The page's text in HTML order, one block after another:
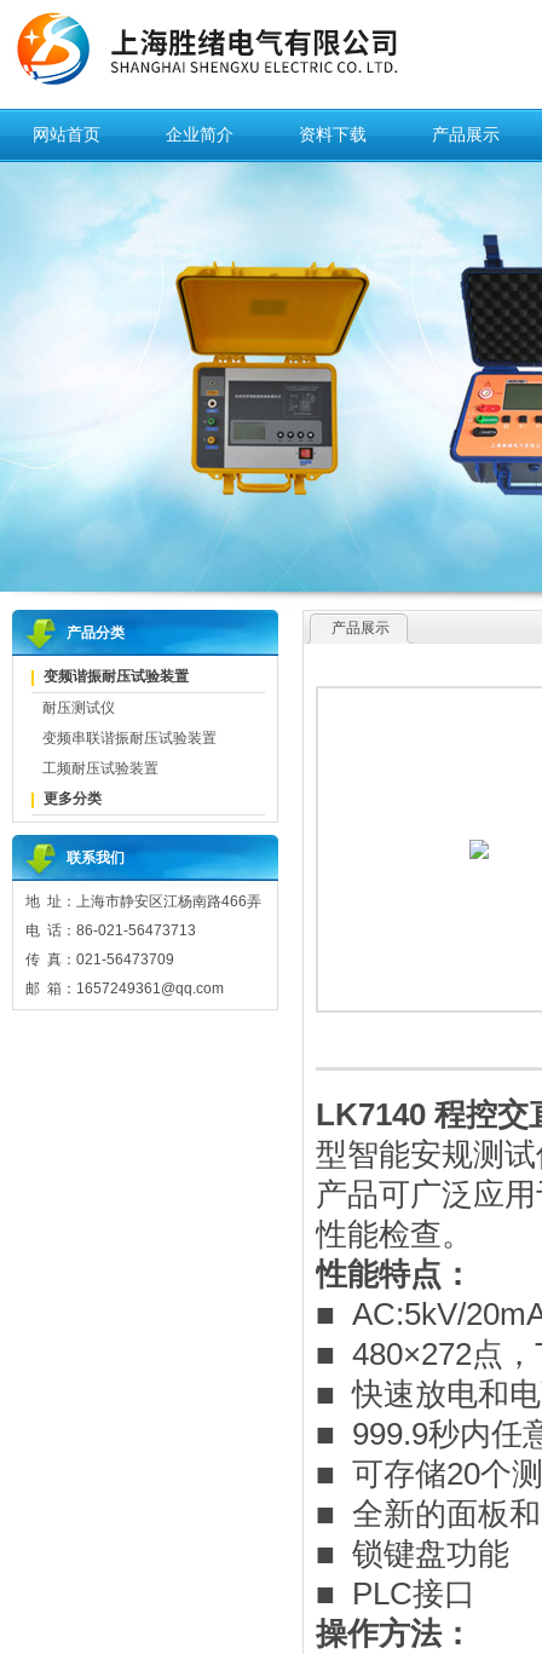
网站首页 企业简介 资料下载 产品展示
产品分类
变频谐振耐压试验装置
耐压测试仪
变频串联谐振耐压试验装置
工频耐压试验装置
更多分类
联系我们
地 址：上海市静安区江杨南路466弄
电 话：86-021-56473713
传 真：021-56473709
邮 箱：1657249361@qq.com
产品展示
LK7140 程控交
型智能安规测
产品可广泛应
性能检查。
性能特点：
■ AC:5kV/
■ 480×272点
■ 快速放电和
■ 999.9秒内任
■ 可存储20个
■ 全新的面板
■ 锁键盘功能
■ PLC接口
操作方法：